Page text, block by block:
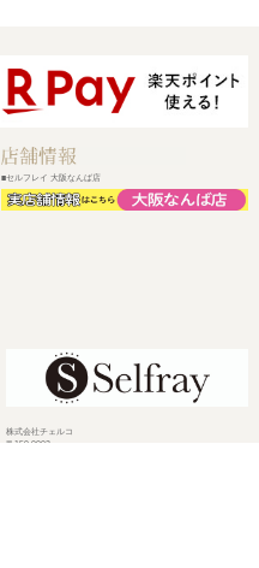
■セルフレイ 大阪なんば店
株式会社チェルコ
〒150-0002